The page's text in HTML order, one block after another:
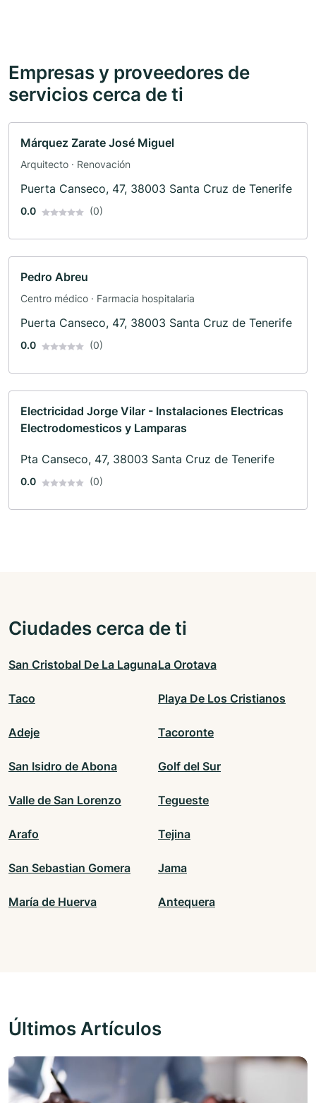
Empresas y proveedores de
servicios cerca de ti
Márquez Zarate José Miguel
Arquitecto · Renovación
Puerta Canseco, 47, 38003 Santa Cruz de Tenerife
0.0 (0)
Pedro Abreu
Centro médico · Farmacia hospitalaria
Puerta Canseco, 47, 38003 Santa Cruz de Tenerife
0.0 (0)
Electricidad Jorge Vilar - Instalaciones Electricas
Electrodomesticos y Lamparas
Pta Canseco, 47, 38003 Santa Cruz de Tenerife
0.0 (0)
Ciudades cerca de ti
San Cristobal De La LagunaLa Orotava
Taco Playa De Los Cristianos
Adeje Tacoronte
San Isidro de Abona Golf del Sur
Valle de San Lorenzo Tegueste
Arafo Tejina
San Sebastian Gomera Jama
María de Huerva Antequera
Últimos Artículos